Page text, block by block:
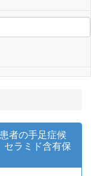
者の手足症候
ラミド含有保